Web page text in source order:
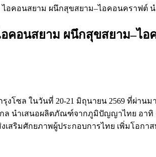
าม ไอคอนสยาม ผนึกสุขสยาม–ไอคอนคราฟ
ไอคอนสยาม ผนึกสุขสยาม–
กรุงโซล ในวันที่ 20-21 มิถุนายน 2569 ที่ผ่
กล นำเสนอผลิตภัณฑ์จากภูมิปัญญาไทย อ
ริมศักยภาพผู้ประกอบการไทย เพิ่มโอกา